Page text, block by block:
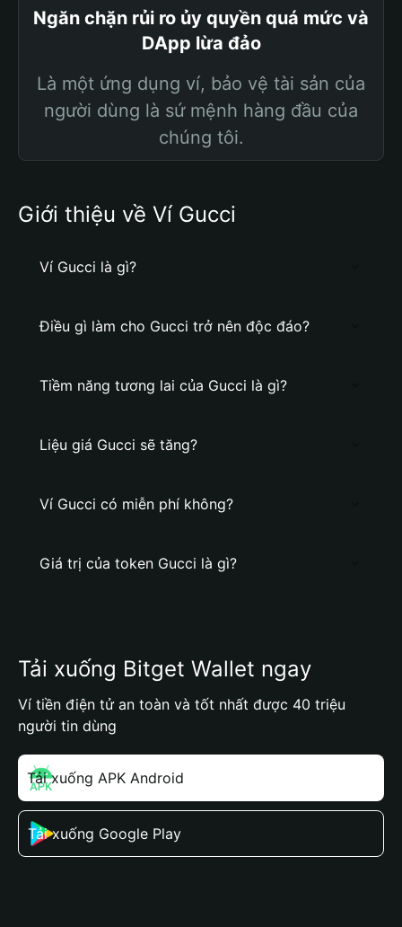
Ngăn chặn rủi ro ủy quyền quá mức và
DApp lừa đảo
Là một ứng dụng ví, bảo vệ tài sản của
người dùng là sứ mệnh hàng đầu của
chúng tôi.
Giới thiệu về Ví Gucci
Ví Gucci là gì?
Điều gì làm cho Gucci trở nên độc đáo?
Tiềm năng tương lai của Gucci là gì?
Liệu giá Gucci sẽ tăng?
Ví Gucci có miễn phí không?
Giá trị của token Gucci là gì?
Tải xuống Bitget Wallet ngay
Ví tiền điện tử an toàn và tốt nhất được 40 triệu
người tin dùng
Tải xuống APK Android
Tải xuống Google Play